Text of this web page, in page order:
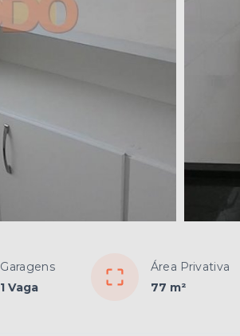
Garagens
1 Vaga
Área Privativa
77 m²